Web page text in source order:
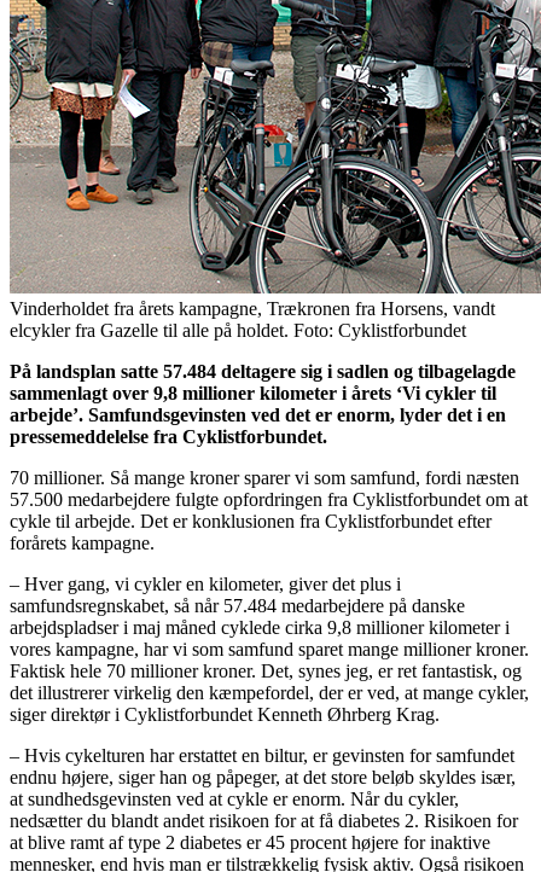
Vinderholdet fra årets kampagne, Trækronen fra Horsens, vandt
elcykler fra Gazelle til alle på holdet. Foto: Cyklistforbundet
På landsplan satte 57.484 deltagere sig i sadlen og tilbagelagde
sammenlagt over 9,8 millioner kilometer i årets ‘Vi cykler til
arbejde’. Samfundsgevinsten ved det er enorm, lyder det i en
pressemeddelelse fra Cyklistforbundet.
70 millioner. Så mange kroner sparer vi som samfund, fordi næsten
57.500 medarbejdere fulgte opfordringen fra Cyklistforbundet om at
cykle til arbejde. Det er konklusionen fra Cyklistforbundet efter
forårets kampagne.
– Hver gang, vi cykler en kilometer, giver det plus i
samfundsregnskabet, så når 57.484 medarbejdere på danske
arbejdspladser i maj måned cyklede cirka 9,8 millioner kilometer i
vores kampagne, har vi som samfund sparet mange millioner kroner.
Faktisk hele 70 millioner kroner. Det, synes jeg, er ret fantastisk, og
det illustrerer virkelig den kæmpefordel, der er ved, at mange cykler,
siger direktør i Cyklistforbundet Kenneth Øhrberg Krag.
– Hvis cykelturen har erstattet en biltur, er gevinsten for samfundet
endnu højere, siger han og påpeger, at det store beløb skyldes især,
at sundhedsgevinsten ved at cykle er enorm. Når du cykler,
nedsætter du blandt andet risikoen for at få diabetes 2. Risikoen for
at blive ramt af type 2 diabetes er 45 procent højere for inaktive
mennesker, end hvis man er tilstrækkelig fysisk aktiv. Også risikoen